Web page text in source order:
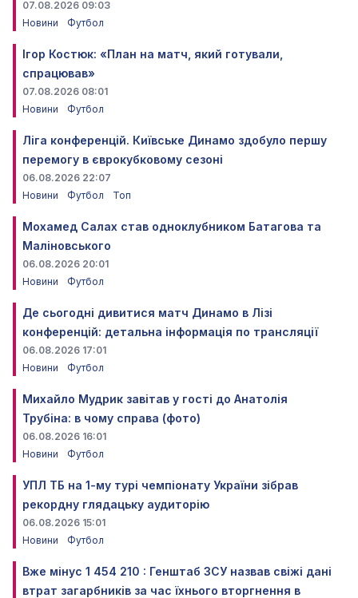
07.08.2026 09:03
Новини
Футбол
Ігор Костюк: «План на матч, який готували,
спрацював»
07.08.2026 08:01
Новини
Футбол
Ліга конференцій. Київське Динамо здобуло першу
перемогу в єврокубковому сезоні
06.08.2026 22:07
Новини
Футбол Топ
Мохамед Салах став одноклубником Батагова та
Маліновського
06.08.2026 20:01
Новини
Футбол
Де сьогодні дивитися матч Динамо в Лізі
конференцій: детальна інформація по трансляції
06.08.2026 17:01
Новини
Футбол
Михайло Мудрик завітав у гості до Анатолія
Трубіна: в чому справа (фото)
06.08.2026 16:01
Новини
Футбол
УПЛ ТБ на 1-му турі чемпіонату України зібрав
рекордну глядацьку аудиторію
06.08.2026 15:01
Новини
Футбол
Вже мінус 1 454 210 : Генштаб ЗСУ назвав свіжі дані
втрат загарбників за час їхнього вторгнення в